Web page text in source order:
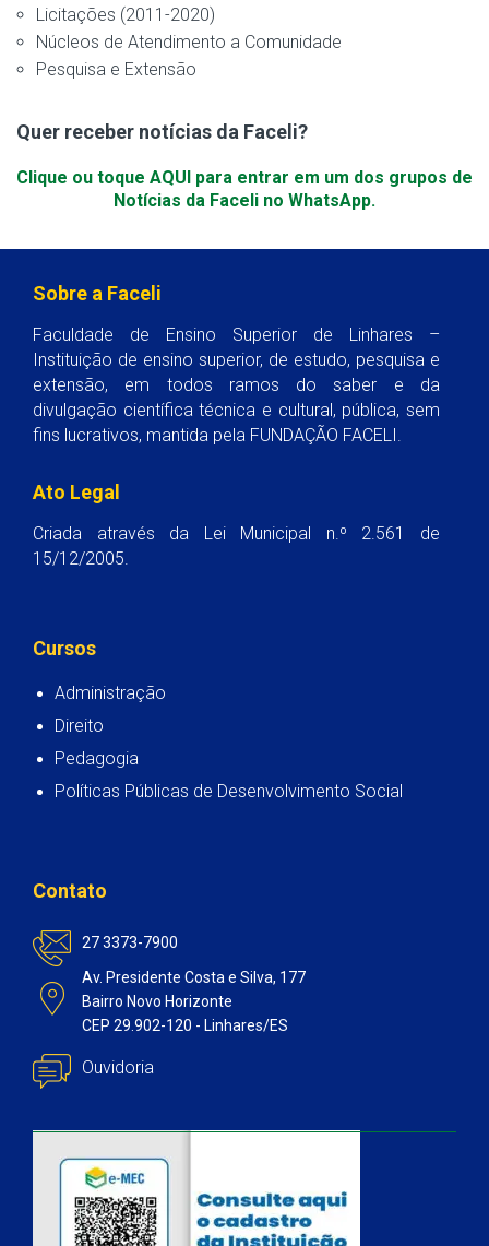
Licitações (2011-2020)
Núcleos de Atendimento a Comunidade
Pesquisa e Extensão
Quer receber notícias da Faceli?
Clique ou toque AQUI para entrar em um dos grupos de
Notícias da Faceli no WhatsApp.
Sobre a Faceli
Faculdade de Ensino Superior de Linhares –
Instituição de ensino superior, de estudo, pesquisa e
extensão, em todos ramos do saber e da
divulgação científica técnica e cultural, pública, sem
fins lucrativos, mantida pela FUNDAÇÃO FACELI.
Ato Legal
Criada através da Lei Municipal n.º 2.561 de
15/12/2005.
Cursos
Administração
Direito
Pedagogia
Políticas Públicas de Desenvolvimento Social
Contato
27 3373-7900
Av. Presidente Costa e Silva, 177
Bairro Novo Horizonte
CEP 29.902-120 - Linhares/ES
Ouvidoria